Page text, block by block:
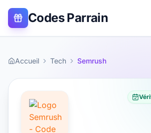
Codes Parrain
Accueil Tech Semrush